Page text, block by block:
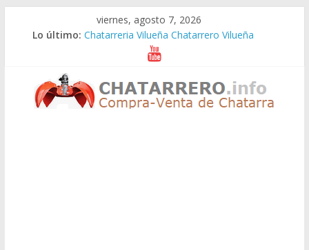
viernes, agosto 7, 2026
Lo último: Chatarreria Vilueña Chatarrero Vilueña
Chatarreria Zuera Chatarrero Zuera
Chatarreria Zaragoza Chatarrero Zaragoza
Chatarreria Zaida Chatarrero Zaida
Chatarreria Vistabella Chatarrero Vistabella